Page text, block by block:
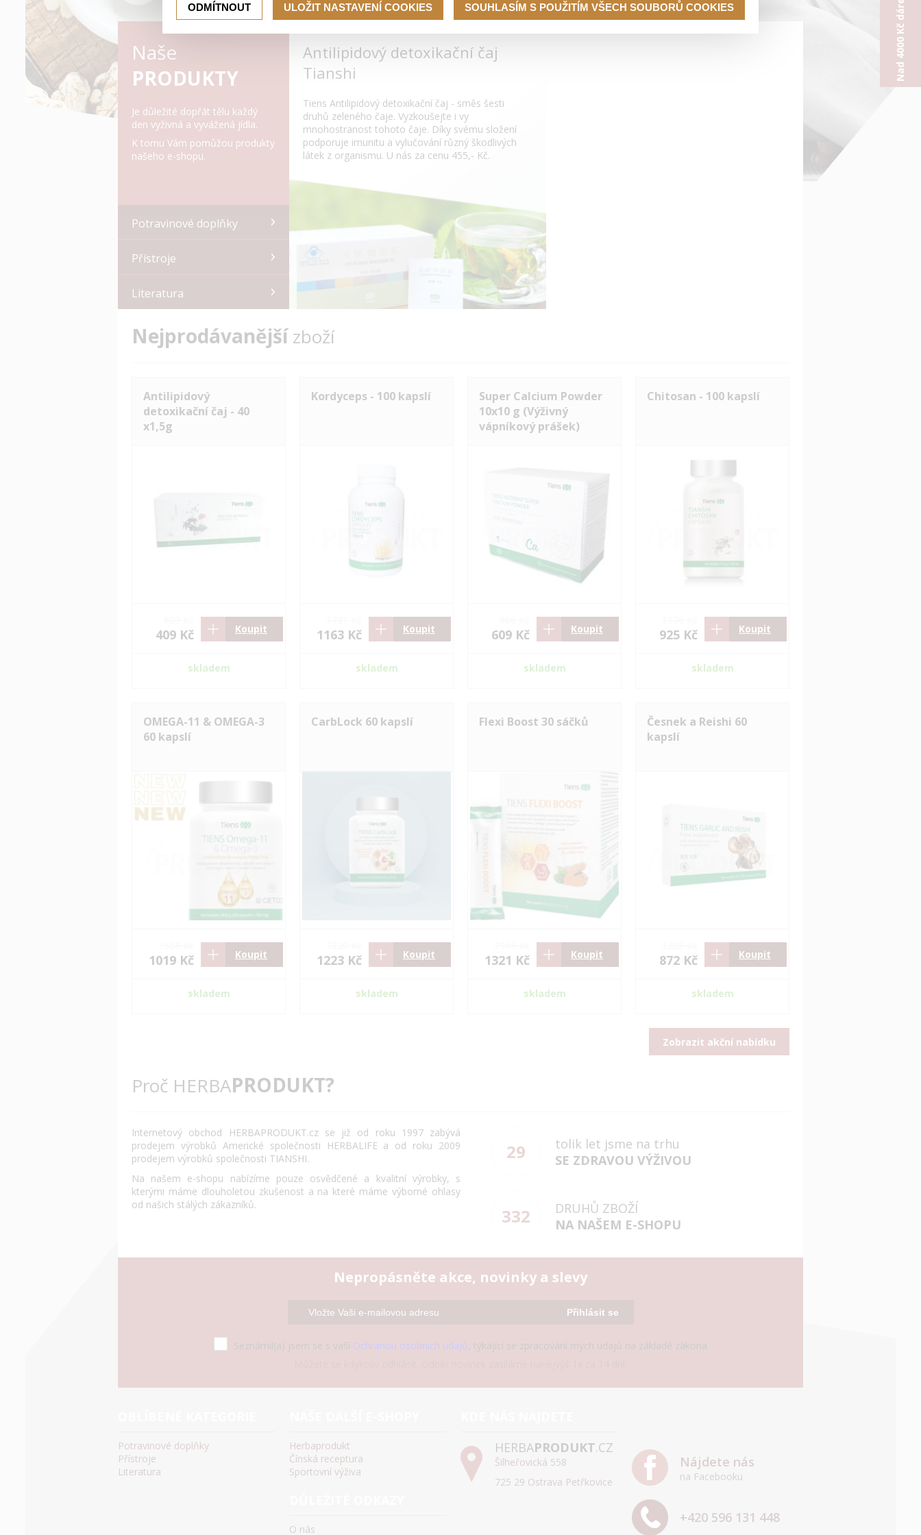
Naše
PRODUKTY
Je důležité dopřát tělu každý
den vyživná a vyvážená jídla.
K tomu Vám pomůžou produkty
našeho e-shopu.
Potravinové doplňky
Přístroje
Literatura
Antilipidový detoxikační čaj
Tianshi
Tiens Antilipidový detoxikační čaj - směs šesti
druhů zeleného čaje. Vyzkoušejte i vy
mnohostranost tohoto čaje. Díky svému složení
podporuje imunitu a vylučování různý škodlivých
látek z organismu. U nás za cenu 455,- Kč.
Nejprodávanějšízboží
Antilipidový
detoxikační čaj - 40
x1,5g
409 Kč Koupit
skladem
Kordyceps - 100 kapslí
1163 Kč Koupit
skladem
Super Calcium Powder
10x10 g (Výživný
vápníkový prášek)
609 Kč Koupit
skladem
Chitosan - 100 kapslí
925 Kč Koupit
skladem
OMEGA-11 & OMEGA-3
60 kapslí
1019 Kč Koupit
skladem
CarbLock 60 kapslí
1223 Kč Koupit
skladem
Flexi Boost 30 sáčků
1321 Kč Koupit
skladem
Česnek a Reishi 60
kapslí
872 Kč Koupit
skladem
Zobrazit akční nabídku
Proč HERBAPRODUKT?
Internetový obchod HERBAPRODUKT.cz se již od roku 1997 zabývá
prodejem výrobků Americké společnosti HERBALIFE a od roku 2009
prodejem výrobků společnosti TIANSHI.
Na našem e-shopu nabízíme pouze osvědčené a kvalitní výrobky, s
kterými máme dlouholetou zkušenost a na které máme výborné ohlasy
od našich stálých zákazníků.
29
tolik let jsme na trhu
SE ZDRAVOU VÝŽIVOU
332
DRUHŮ ZBOŽÍ
NA NAŠEM E-SHOPU
Nepropásněte akce, novinky a slevy
Přihlásit se
Seznámil(a) jsem se s vaší Ochranou osobních údajů, týkající se zpracování mých údajů na základě zákona
Potravinové doplňky
Přístroje
Literatura
Herbaprodukt
Čínská receptura
Sportovní výživa
O nás
HERBAPRODUKT.CZ
Šilheřovická 558
725 29 Ostrava Petřkovice
Nájdete nás
na Facebooku
+420 596 131 448
ODMÍTNOUT ULOŽIT NASTAVENÍ COOKIES SOUHLASÍM S POUŽITÍM VŠECH SOUBORŮ COOKIES